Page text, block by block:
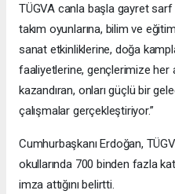
TÜGVA canla başla gayret
takım oyunlarına, bilim ve
sanat etkinliklerine, doğa
faaliyetlerine, gençlerimize her
kazandıran, onları güçlü bir
çalışmalar gerçekleştiriyor.”
Cumhurbaşkanı Erdoğan,
okullarında 700 binden fazla
imza attığını belirtti.